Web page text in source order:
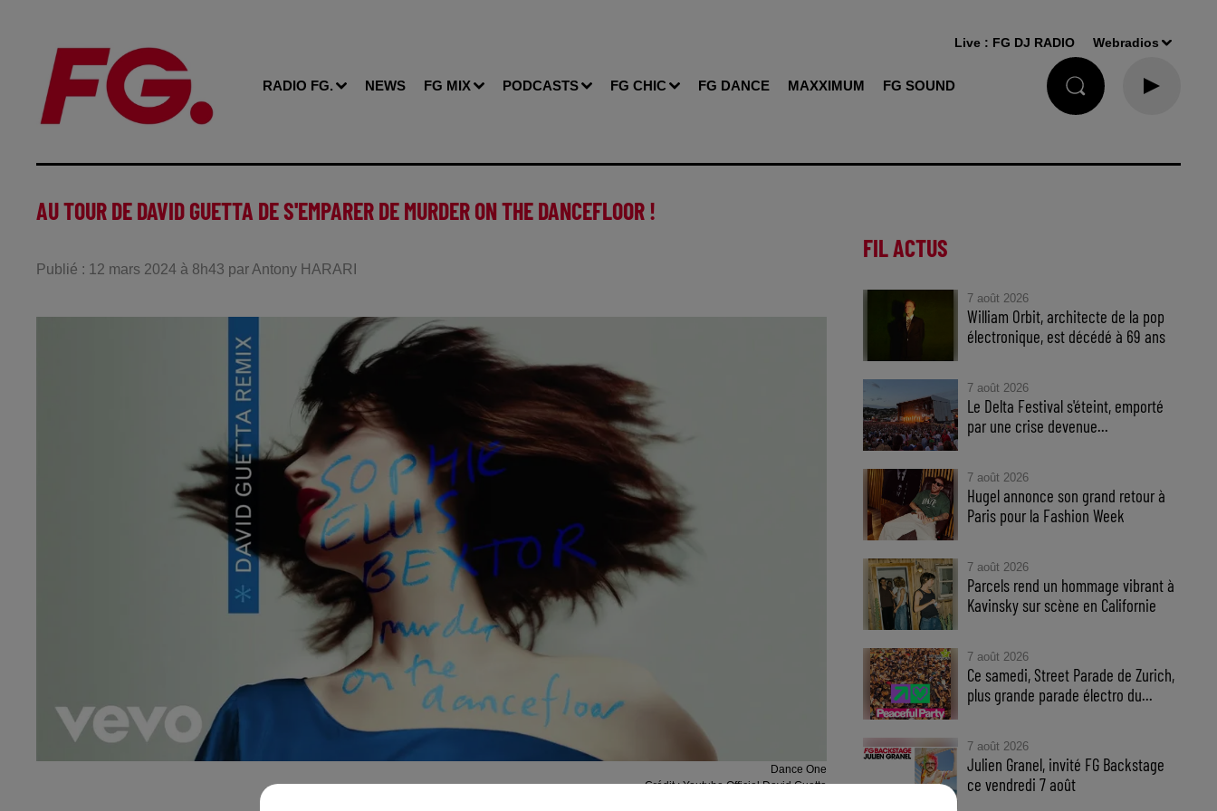
RADIO FG. NEWS FG MIX PODCASTS FG CHIC FG DANCE MAXXIMUM FG SOUND
Live : FG DJ RADIO Webradios
AU TOUR DE DAVID GUETTA DE S'EMPARER DE MURDER ON THE DANCEFLOOR !
Publié : 12 mars 2024 à 8h43 par Antony HARARI
Dance One
Crédit :Youtube Officiel David Guetta
FIL ACTUS
7 août 2026
William Orbit, architecte de la pop
électronique, est décédé à 69 ans
7 août 2026
Le Delta Festival s'éteint, emporté
par une crise devenue...
7 août 2026
Hugel annonce son grand retour à
Paris pour la Fashion Week
7 août 2026
Parcels rend un hommage vibrant à
Kavinsky sur scène en Californie
7 août 2026
Ce samedi, Street Parade de Zurich,
plus grande parade électro du...
7 août 2026
Julien Granel, invité FG Backstage
ce vendredi 7 août